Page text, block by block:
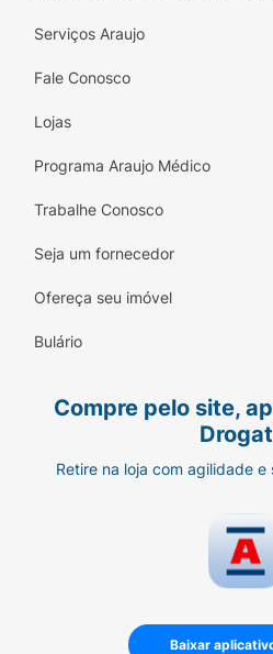
Serviços Araujo
Fale Conosco
Lojas
Programa Araujo Médico
Trabalhe Conosco
Seja um fornecedor
Ofereça seu imóvel
Bulário
Compre pelo site,
Retire na loja com agilidade
Baixar